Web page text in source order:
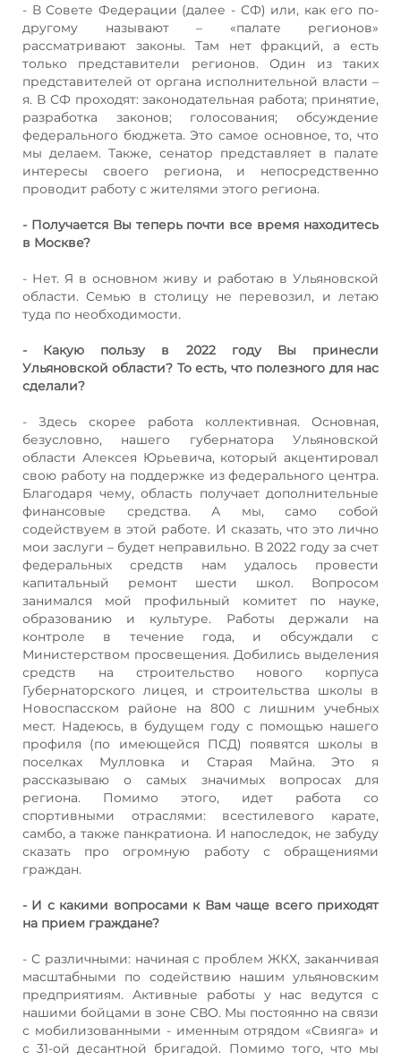
- В Совете Федерации (далее - СФ) или, как его по-
другому называют – «палате регионов»
рассматривают законы. Там нет фракций, а есть
только представители регионов. Один из таких
представителей от органа исполнительной власти –
я. В СФ проходят: законодательная работа; принятие,
разработка законов; голосования; обсуждение
федерального бюджета. Это самое основное, то, что
мы делаем. Также, сенатор представляет в палате
интересы своего региона, и непосредственно
проводит работу с жителями этого региона.
- Получается Вы теперь почти все время находитесь
в Москве?
- Нет. Я в основном живу и работаю в Ульяновской
области. Семью в столицу не перевозил, и летаю
туда по необходимости.
- Какую пользу в 2022 году Вы принесли
Ульяновской области? То есть, что полезного для нас
сделали?
- Здесь скорее работа коллективная. Основная,
безусловно, нашего губернатора Ульяновской
области Алексея Юрьевича, который акцентировал
свою работу на поддержке из федерального центра.
Благодаря чему, область получает дополнительные
финансовые средства. А мы, само собой
содействуем в этой работе. И сказать, что это лично
мои заслуги – будет неправильно. В 2022 году за счет
федеральных средств нам удалось провести
капитальный ремонт шести школ. Вопросом
занимался мой профильный комитет по науке,
образованию и культуре. Работы держали на
контроле в течение года, и обсуждали с
Министерством просвещения. Добились выделения
средств на строительство нового корпуса
Губернаторского лицея, и строительства школы в
Новоспасском районе на 800 с лишним учебных
мест. Надеюсь, в будущем году с помощью нашего
профиля (по имеющейся ПСД) появятся школы в
поселках Мулловка и Старая Майна. Это я
рассказываю о самых значимых вопросах для
региона. Помимо этого, идет работа со
спортивными отраслями: всестилевого карате,
самбо, а также панкратиона. И напоследок, не забуду
сказать про огромную работу с обращениями
граждан.
- И с какими вопросами к Вам чаще всего приходят
на прием граждане?
- С различными: начиная с проблем ЖКХ, заканчивая
масштабными по содействию нашим ульяновским
предприятиям. Активные работы у нас ведутся с
нашими бойцами в зоне СВО. Мы постоянно на связи
с мобилизованными - именным отрядом «Свияга» и
с 31-ой десантной бригадой. Помимо того, что мы